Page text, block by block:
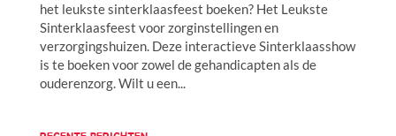
het leukste sinterklaasfeest boeken? Het Leukste
Sinterklaasfeest voor zorginstellingen en
verzorgingshuizen. Deze interactieve Sinterklaasshow
is te boeken voor zowel de gehandicapten als de
ouderenzorg. Wilt u een...